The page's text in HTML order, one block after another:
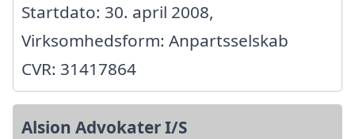
Startdato: 30. april 2008,
Virksomhedsform: Anpartsselskab
CVR: 31417864
Alsion Advokater I/S